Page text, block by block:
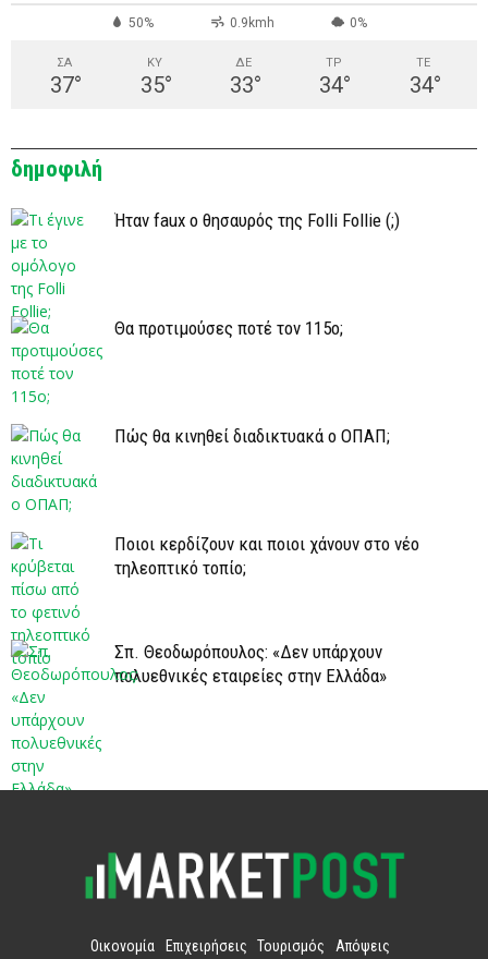
50% 0.9kmh 0%
ΣΑ
37°
ΚΥ
35°
ΔΕ
33°
ΤΡ
34°
ΤΕ
34°
δημοφιλή
Ήταν faux ο θησαυρός της Folli Follie (;)
Θα προτιμούσες ποτέ τον 115ο;
Πώς θα κινηθεί διαδικτυακά ο ΟΠΑΠ;
Ποιοι κερδίζουν και ποιοι χάνουν στο νέο
τηλεοπτικό τοπίο;
Σπ. Θεοδωρόπουλος: «Δεν υπάρχουν
πολυεθνικές εταιρείες στην Ελλάδα»
Οικονομία Επιχειρήσεις Τουρισμός Απόψεις